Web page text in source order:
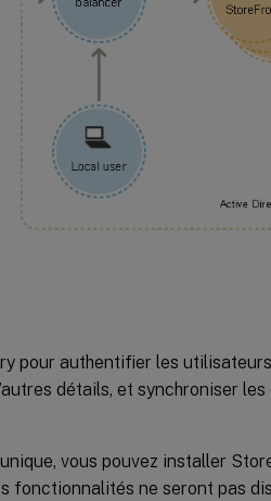
pour authentifier les
détails, et synchroniser
vous pouvez installer
fonctionnalités ne seront pas